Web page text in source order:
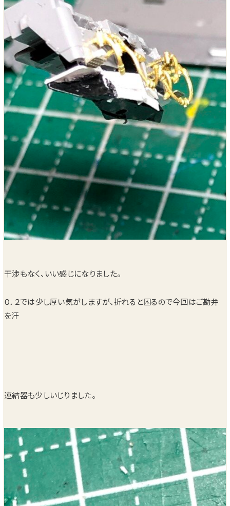
干渉もなく、いい感じになりました。
０．２では少し厚い気がしますが、折れると困るので今回はご勘弁
を汗
連結器も少しいじりました。